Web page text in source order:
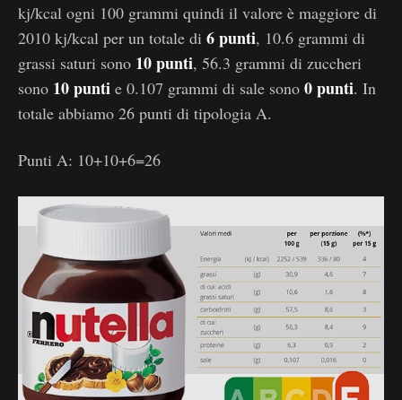
kj/kcal ogni 100 grammi quindi il valore è maggiore di
2010 kj/kcal per un totale di 6 punti, 10.6 grammi di
grassi saturi sono 10 punti, 56.3 grammi di zuccheri
sono 10 punti e 0.107 grammi di sale sono 0 punti. In
totale abbiamo 26 punti di tipologia A.
Punti A: 10+10+6=26